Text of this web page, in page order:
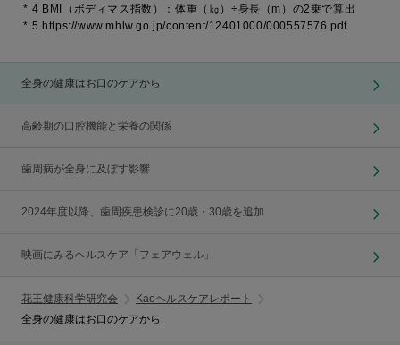
* 4 BMI（ボディマス指数）：体重（㎏）÷身長（m）の2乗で算出
* 5 https://www.mhlw.go.jp/content/12401000/000557576.pdf
全身の健康はお口のケアから
高齢期の口腔機能と栄養の関係
歯周病が全身に及ぼす影響
2024年度以降、歯周疾患検診に20歳・30歳を追加
映画にみるヘルスケア「フェアウェル」
花王健康科学研究会
Kaoヘルスケアレポート
全身の健康はお口のケアから